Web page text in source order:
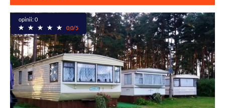
opinii: 0
0,0/5